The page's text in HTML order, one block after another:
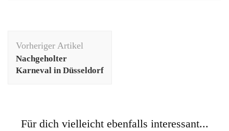
Vorheriger Artikel
Nachgeholter
Karneval in Düsseldorf
Für dich vielleicht ebenfalls interessant...